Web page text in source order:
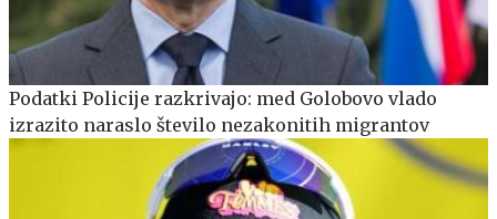
Podatki Policije razkrivajo: med Golobovo vlado
izrazito naraslo število nezakonitih migrantov